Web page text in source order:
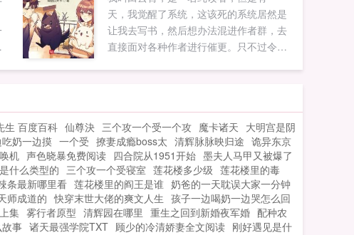
天，我觉醒了系统，这该死的系统居然是
让我去写书，然后想办法混进作者群，去
直接面对各种作者进行催更。只不过令我
群，别忘记分享给朋友...
生 百度百科 仙尊決 三个攻一个受一个攻 魔卡诸天 大明宫是阴
奶一边摸 一个受 撩妻成瘾boss太 清辉脉脉映归途 诡异东京
机 声色晓暴免费阅读 四合院从1951开始 墨夫人马甲又被爆了
什么类型的 三个攻一个受寝室 莲花楼多少级 莲花楼里的毒
条最新哪里看 莲花楼里的阎王是谁 奶爸的一天耽误大家一分钟
师成道的 快穿末世大佬的爽文人生 孩子一边喝奶一边哭怎么回
集 雾行者原型 清辉园在哪里 重生之回到新婚夜军婚 配种农
事 诸天最强学院TXT 顾少的冷清娇妻全文阅读 刚好遇见是什